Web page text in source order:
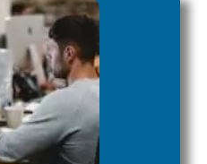
AUDIENCIAS REMOTAS
de Videoconferencia,
Instantánea de código abierto
del Poder Judicial.